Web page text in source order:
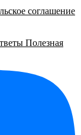
соглашение
Полезная